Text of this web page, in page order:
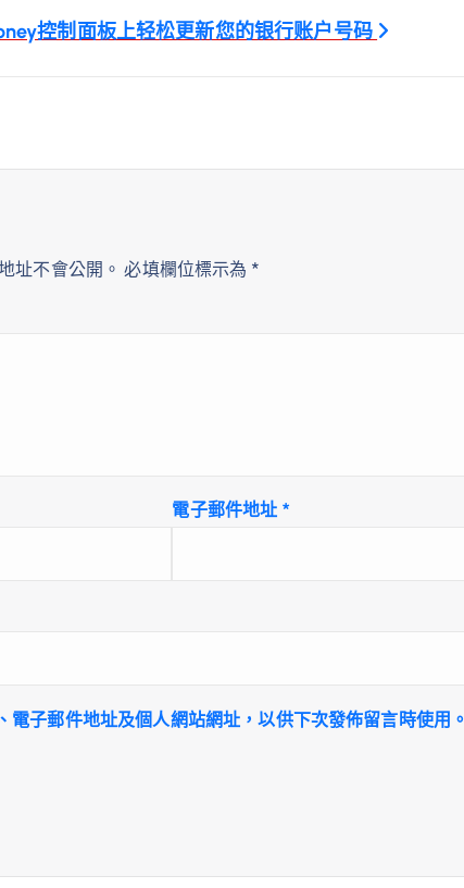
控制面板上轻松更新您的银行账户号码
址不會公開。 必填欄位標示為 *
電子郵件地址 *
電子郵件地址及個人網站網址，以供下次發佈留言時使用。